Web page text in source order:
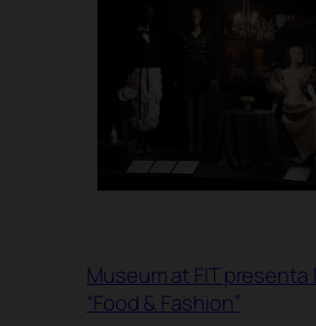
Museum at FIT
“Food & Fashion”